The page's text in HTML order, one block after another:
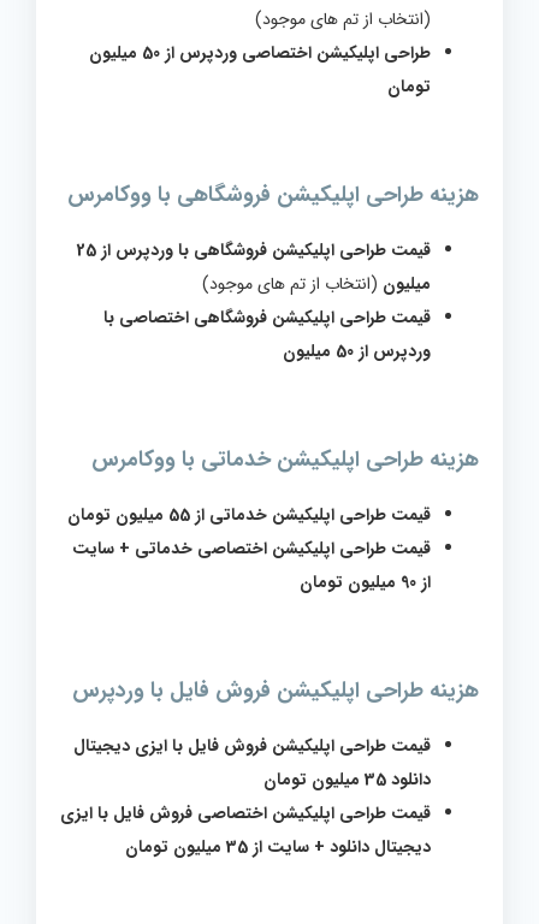
(انتخاب از تم های موجود)
طراحی اپلیکیشن اختصاصی وردپرس از 50 میلیون
تومان
هزینه طراحی اپلیکیشن فروشگاهی با ووکامرس
قیمت طراحی اپلیکیشن فروشگاهی با وردپرس از 25
میلیون (انتخاب از تم های موجود)
قیمت طراحی اپلیکیشن فروشگاهی اختصاصی با
وردپرس از 50 میلیون
هزینه طراحی اپلیکیشن خدماتی با ووکامرس
قیمت طراحی اپلیکیشن خدماتی از 55 میلیون تومان
قیمت طراحی اپلیکیشن اختصاصی خدماتی + سایت
از 90 میلیون تومان
هزینه طراحی اپلیکیشن فروش فایل با وردپرس
قیمت طراحی اپلیکیشن فروش فایل با ایزی دیجیتال
دانلود 35 میلیون تومان
قیمت طراحی اپلیکیشن اختصاصی فروش فایل با ایزی
دیجیتال دانلود + سایت از 35 میلیون تومان